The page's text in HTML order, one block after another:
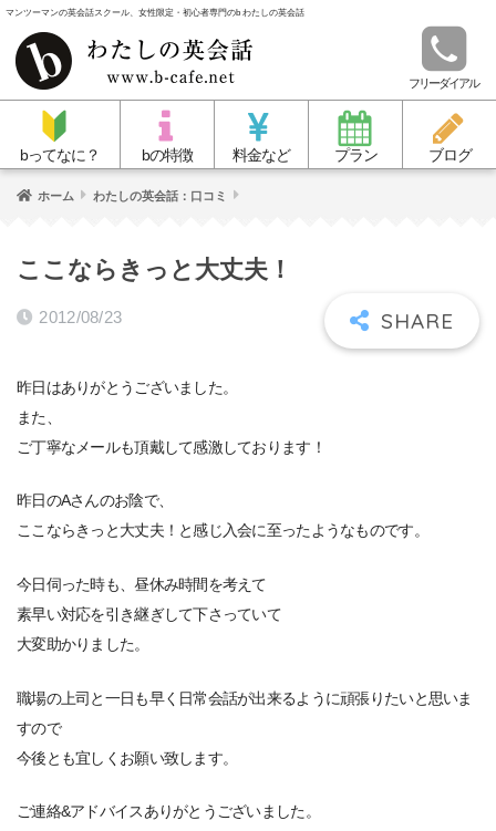
マンツーマンの英会話スクール、女性限定・初心者専門のb わたしの英会話
フリーダイアル
bってなに？ bの特徴 料金など プラン ブログ
ホーム わたしの英会話：口コミ
ここならきっと大丈夫！
2012/08/23
昨日はありがとうございました。
また、
ご丁寧なメールも頂戴して感激しております！
昨日のAさんのお陰で、
ここならきっと大丈夫！と感じ入会に至ったようなものです。
今日伺った時も、昼休み時間を考えて
素早い対応を引き継ぎして下さっていて
大変助かりました。
職場の上司と一日も早く日常会話が出来るように頑張りたいと思いま
すので
今後とも宜しくお願い致します。
ご連絡&アドバイスありがとうございました。